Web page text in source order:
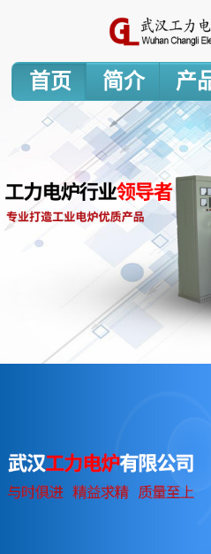
首页 简介 产